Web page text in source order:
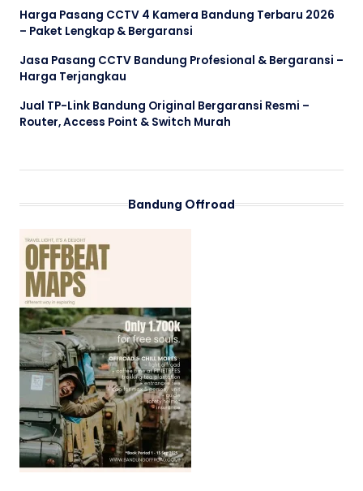
Harga Pasang CCTV 4 Kamera Bandung Terbaru 2026
– Paket Lengkap & Bergaransi
Jasa Pasang CCTV Bandung Profesional & Bergaransi –
Harga Terjangkau
Jual TP-Link Bandung Original Bergaransi Resmi –
Router, Access Point & Switch Murah
Bandung Offroad